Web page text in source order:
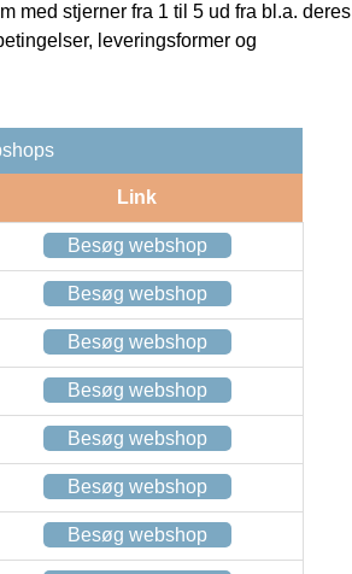
med stjerner fra 1 til 5 ud fra bl.a. deres
leveringsformer og
Link
Besøg webshop
Besøg webshop
Besøg webshop
Besøg webshop
Besøg webshop
Besøg webshop
Besøg webshop